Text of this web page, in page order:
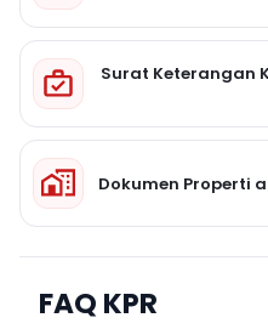
Surat Keterangan
Dokumen Properti
FAQ KPR